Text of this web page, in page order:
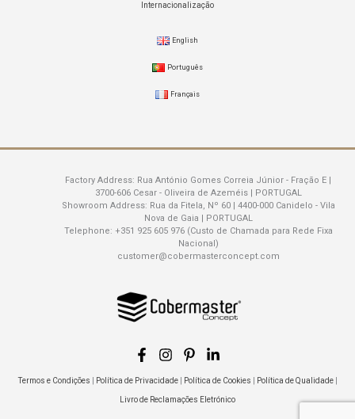
Internacionalização
English
Português
Français
Factory Address: Rua António Gomes Correia Júnior - Fração E |
3700-606 Cesar - Oliveira de Azeméis | PORTUGAL
Showroom Address: Rua da Fitela, Nº 60 | 4400-000 Canidelo - Vila
Nova de Gaia | PORTUGAL
Telephone: +351 925 605 976 (Custo de Chamada para Rede Fixa
Nacional)
customer@cobermasterconcept.com
Termos e Condições Política de Privacidade| Política de Cookies Política de Qualidade|
Livro de Reclamações Eletrónico